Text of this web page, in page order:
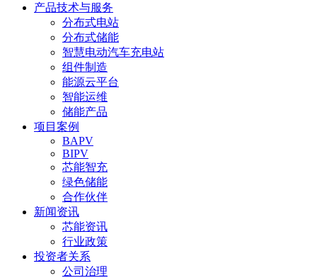
产品技术与服务
分布式电站
分布式储能
智慧电动汽车充电站
组件制造
能源云平台
智能运维
储能产品
项目案例
BAPV
BIPV
芯能智充
绿色储能
合作伙伴
新闻资讯
芯能资讯
行业政策
投资者关系
公司治理